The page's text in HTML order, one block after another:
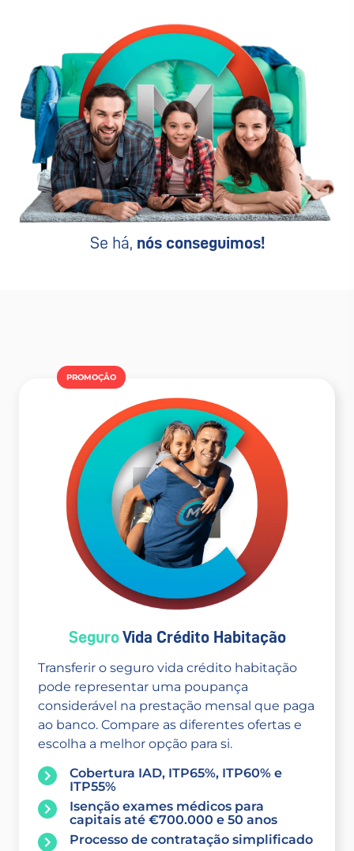
Se há, nós conseguimos!
PROMOÇÂO
SeguroVida Crédito Habitação
Transferir o seguro vida crédito habitação
pode representar uma poupança
considerável na prestação mensal que paga
ao banco. Compare as diferentes ofertas e
escolha a melhor opção para si.
Cobertura IAD, ITP65%, ITP60% e
ITP55%
Isenção exames médicos para
capitais até €700.000 e 50 anos
Processo de contratação simplificado